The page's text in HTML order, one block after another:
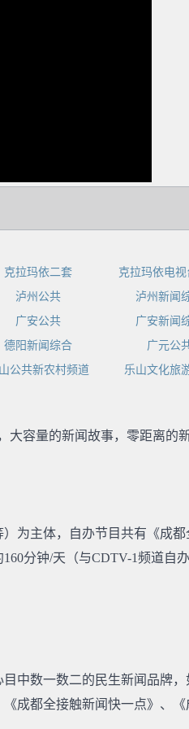
克拉玛依二套 克拉玛依电
泸州公共 泸州新闻
广安公共 广安新闻
德阳新闻综合 广元公
公共新农村频道 乐山文化旅
容量的新闻故事，零距离的
为主体，自办节目共有《成
分钟/天（与CDTV-1频道自
中数一数二的民生新闻品牌
成都全接触新闻快一点》、